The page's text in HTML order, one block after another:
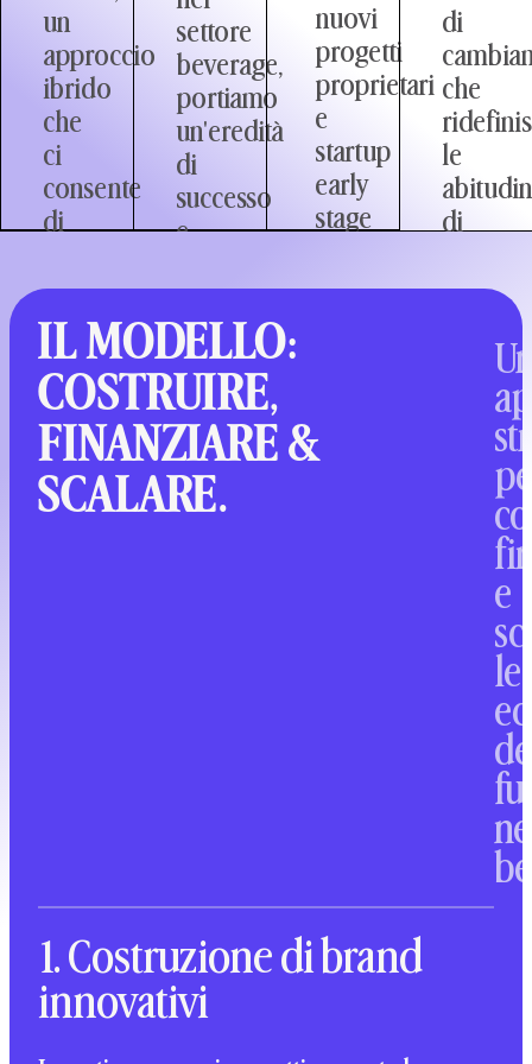
un
approccio
ibrido
che
ci
consente
di
e
scalare
rapidamente
idee
innovative.
settore
beverage,
portiamo
un'eredità
di
successo
e
conoscenza
del
mercato.
nuovi
progetti
proprietari
e
startup
early
stage
livello
segmento
di
che
le
di
e
IL MODELLO:
COSTRUIRE,
FINANZIARE &
SCALARE.
e
le
1. Costruzione di brand
innovativi